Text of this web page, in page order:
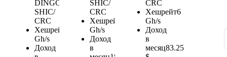
DINGO/
SHIC/
CRC
Хешрейт
Gh/s
Доход
SHIC/
CRC
Хешрейт
Gh/s
Доход
в
CRC
Хешрейт6
Gh/s
Доход
в
месяц83.25